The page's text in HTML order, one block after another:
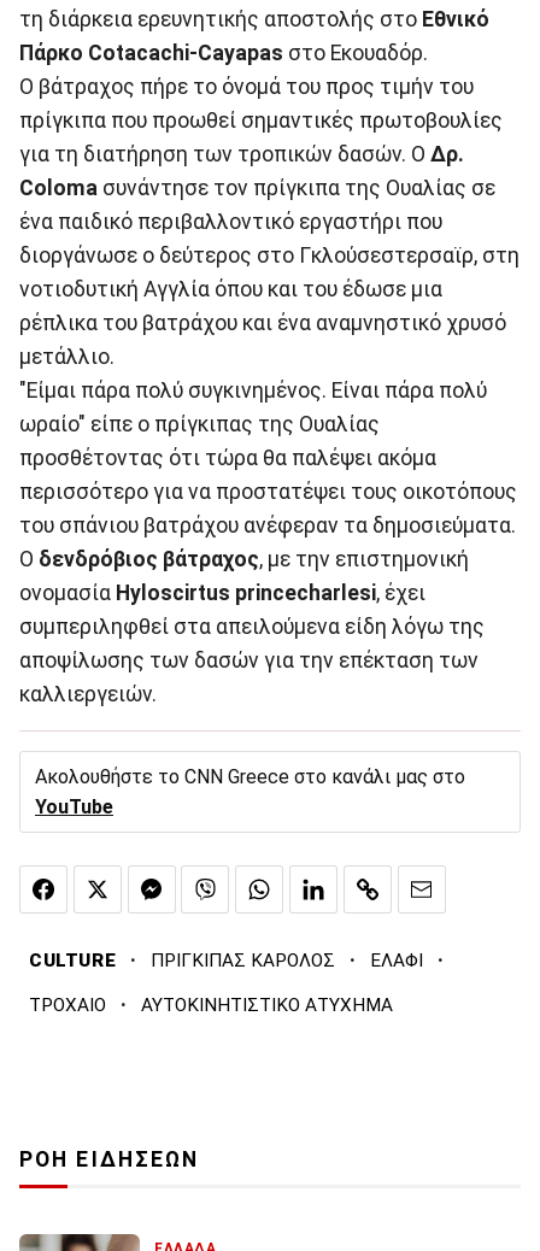
τη διάρκεια ερευνητικής αποστολής στο Εθνικό
Πάρκο Cotacachi-Cayapas στο Εκουαδόρ.
Ο βάτραχος πήρε το όνομά του προς τιμήν του
πρίγκιπα που προωθεί σημαντικές πρωτοβουλίες
για τη διατήρηση των τροπικών δασών. Ο Δρ.
Coloma συνάντησε τον πρίγκιπα της Ουαλίας σε
ένα παιδικό περιβαλλοντικό εργαστήρι που
διοργάνωσε ο δεύτερος στο Γκλούσεστερσαϊρ, στη
νοτιοδυτική Αγγλία όπου και του έδωσε μια
ρέπλικα του βατράχου και ένα αναμνηστικό χρυσό
μετάλλιο.
"Είμαι πάρα πολύ συγκινημένος. Είναι πάρα πολύ
ωραίο" είπε ο πρίγκιπας της Ουαλίας
προσθέτοντας ότι τώρα θα παλέψει ακόμα
περισσότερο για να προστατέψει τους οικοτόπους
του σπάνιου βατράχου ανέφεραν τα δημοσιεύματα.
Ο δενδρόβιος βάτραχος, με την επιστημονική
ονομασία Hyloscirtus princecharlesi, έχει
συμπεριληφθεί στα απειλούμενα είδη λόγω της
αποψίλωσης των δασών για την επέκταση των
καλλιεργειών.
Ακολουθήστε το CNN Greece στο κανάλι μας στο
YouTube
CULTURE · ΠΡΙΓΚΙΠΑΣ ΚΑΡΟΛΟΣ · ΕΛΑΦΙ ·
ΤΡΟΧΑΙΟ · ΑΥΤΟΚΙΝΗΤΙΣΤΙΚΟ ΑΤΥΧΗΜΑ
ΡΟΗ ΕΙΔΗΣΕΩΝ